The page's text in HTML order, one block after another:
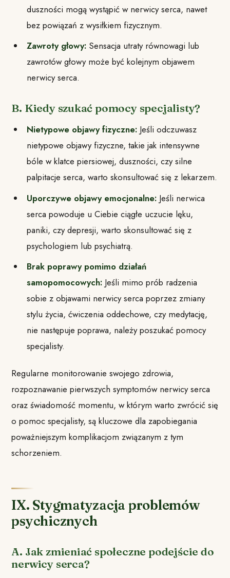
duszności mogą wystąpić w nerwicy serca, nawet
bez powiązań z wysiłkiem fizycznym.
Zawroty głowy: Sensacja utraty równowagi lub
zawrotów głowy może być kolejnym objawem
nerwicy serca.
B. Kiedy szukać pomocy specjalisty?
Nietypowe objawy fizyczne: Jeśli odczuwasz
nietypowe objawy fizyczne, takie jak intensywne
bóle w klatce piersiowej, duszności, czy silne
palpitacje serca, warto skonsultować się z lekarzem.
Uporczywe objawy emocjonalne: Jeśli nerwica
serca powoduje u Ciebie ciągłe uczucie lęku,
paniki, czy depresji, warto skonsultować się z
psychologiem lub psychiatrą.
Brak poprawy pomimo działań
samopomocowych: Jeśli mimo prób radzenia
sobie z objawami nerwicy serca poprzez zmiany
stylu życia, ćwiczenia oddechowe, czy medytację,
nie następuje poprawa, należy poszukać pomocy
specjalisty.
Regularne monitorowanie swojego zdrowia,
rozpoznawanie pierwszych symptomów nerwicy serca
oraz świadomość momentu, w którym warto zwrócić się
o pomoc specjalisty, są kluczowe dla zapobiegania
poważniejszym komplikacjom związanym z tym
schorzeniem.
IX. Stygmatyzacja problemów
psychicznych
A. Jak zmieniać społeczne podejście do
nerwicy serca?